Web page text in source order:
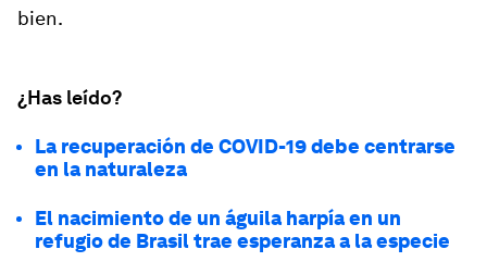
bien.
¿Has leído?
La recuperación de COVID-19 debe centrarse
en la naturaleza
El nacimiento de un águila harpía en un
refugio de Brasil trae esperanza a la especie